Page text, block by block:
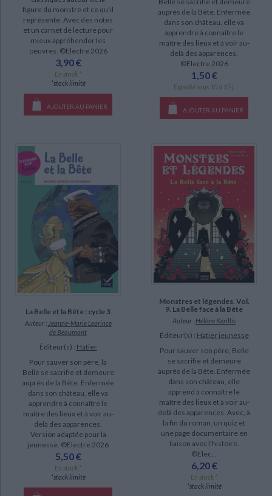
SÉRIE
Contes populaires universels en arabe-français : perfectionnement de
l'oral et de l'écrit : niveau B1 à B2 du CECRL (1)
Histoire de chevaux pour enfants dyslexiques (1)
Le clan des équidés (1)
Le retour du conte de fées, 1715-1775 (1)
DISPONIBILITÉ
disponible (84)
epuise (77)
manquant (3)
a-paraitre (1)
figure du monstre et ce qu'il
représente. Avec des notes
et un carnet de lecture pour
mieux appréhender les
oeuvres. ©Electre 2026
3,90 €
En stock *
*stock limité
AJOUTER AU PANIER
auprès de la Bête. Enfermée
dans son château, elle va
apprendre à connaître le
maître des lieux et à voir au-
delà des apparences.
©Electre 2026
1,50 €
Expédié sous 10 à 15 j.
AJOUTER AU PANIER
La Belle et la Bête : cycle 3
Auteur : Jeanne-Marie Leprince
de Beaumont
Éditeur(s) : Hatier
Pour sauver son père, la
Belle se sacrifie et demeure
auprès de la Bête. Enfermée
dans son château, elle va
apprendre à connaître le
maître des lieux et à voir au-
delà des apparences.
Version adaptée pour la
jeunesse. ©Electre 2026
5,50 €
En stock *
*stock limité
Monstres et légendes. Vol.
9. La Belle face à la Bête
Auteur : Hélène Kérillis
Éditeur(s) : Hatier jeunesse
Pour sauver son père, Belle
se sacrifie et demeure
auprès de la Bête. Enfermée
dans son château, elle
apprend à connaître le
maître des lieux et à voir au-
delà des apparences. Avec, à
la fin du roman, un quiz et
une page documentaire en
liaison avec l'histoire.
©Elec...
6,20 €
En stock *
*stock limité